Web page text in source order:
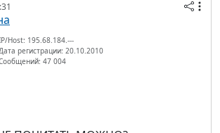
Host: 195.68.184.---
регистрации: 20.10.2010
47 004